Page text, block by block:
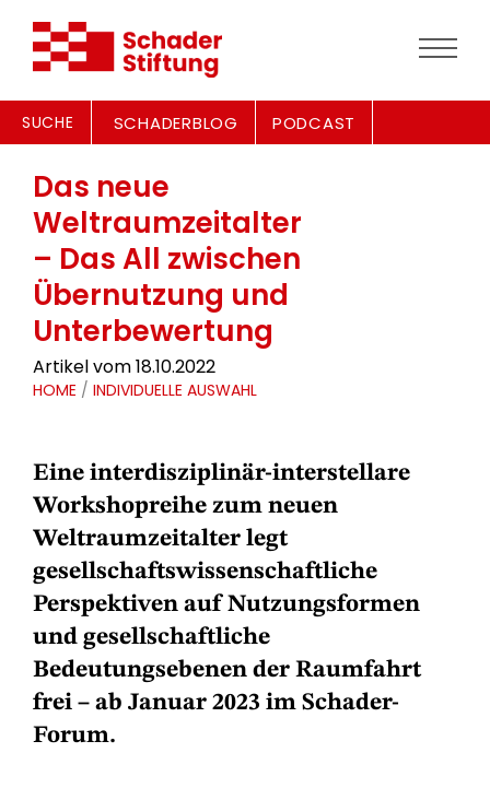
SUCHE SCHADERBLOG PODCAST
Das neue
Weltraumzeitalter
– Das All zwischen
Übernutzung und
Unterbewertung
Artikel vom 18.10.2022
HOME / INDIVIDUELLE AUSWAHL
Eine interdisziplinär-interstellare
Workshopreihe zum neuen
Weltraumzeitalter legt
gesellschaftswissenschaftliche
Perspektiven auf Nutzungsformen
und gesellschaftliche
Bedeutungsebenen der Raumfahrt
frei – ab Januar 2023 im Schader-
Forum.